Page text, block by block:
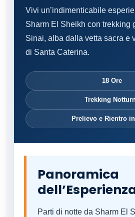
Vivi un’indimenticabile
Sharm El Sheikh con trekking
Sinai, alba dalla vetta sacra e
di Santa Caterina.
18 Ore
Trekking
Prelievo e Rientro in
Panoramica
Parti di notte da Sharm El